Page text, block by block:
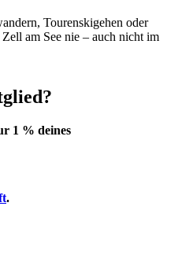
Tourenskigehen oder
am See nie – auch nicht im
1 % deines
.